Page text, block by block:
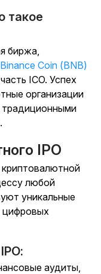
такое
биржа,
Binance Coin (BNB)
ICO. Успех
организации
IPO
любой
уникальные
цифровых
аудиты,